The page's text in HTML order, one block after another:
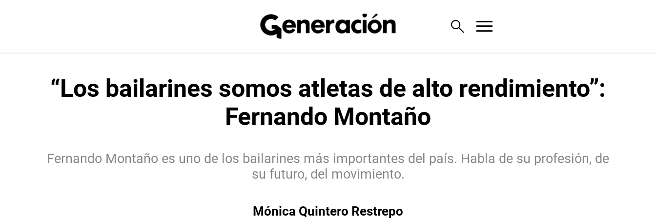
search menu
“Los bailarines somos atletas de alto rendimiento”:
Fernando Montaño
Fernando Montaño es uno de los bailarines más importantes del país. Habla de su profesión, de
su futuro, del movimiento.
Mónica Quintero Restrepo